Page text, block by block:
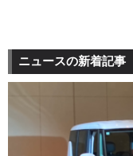
ニュースの新着記事